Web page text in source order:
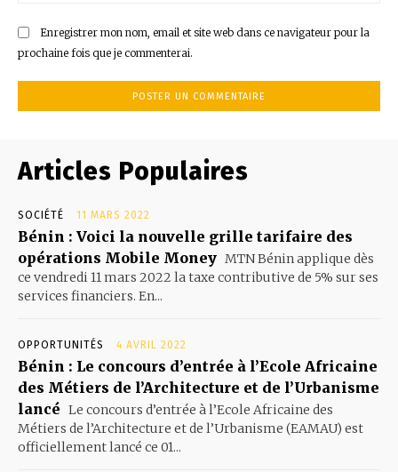
Enregistrer mon nom, email et site web dans ce navigateur pour la
prochaine fois que je commenterai.
Articles Populaires
SOCIÉTÉ 11 MARS 2022
Bénin : Voici la nouvelle grille tarifaire des
opérations Mobile Money MTN Bénin applique dès
ce vendredi 11 mars 2022 la taxe contributive de 5% sur ses
services financiers. En...
OPPORTUNITÉS 4 AVRIL 2022
Bénin : Le concours d’entrée à l’Ecole Africaine
des Métiers de l’Architecture et de l’Urbanisme
lancé Le concours d’entrée à l’Ecole Africaine des
Métiers de l’Architecture et de l’Urbanisme (EAMAU) est
officiellement lancé ce 01...